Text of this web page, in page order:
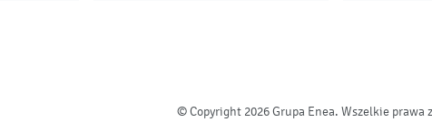
© Copyright 2026 Grupa Enea. Wszelkie prawa